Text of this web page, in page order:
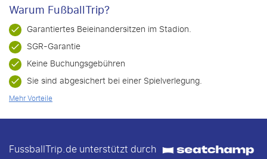
Warum FußballTrip?
Garantiertes Beieinandersitzen im Stadion.
SGR-Garantie
Keine Buchungsgebühren
Sie sind abgesichert bei einer Spielverlegung.
Mehr Vorteile
FussballTrip.de unterstützt durch